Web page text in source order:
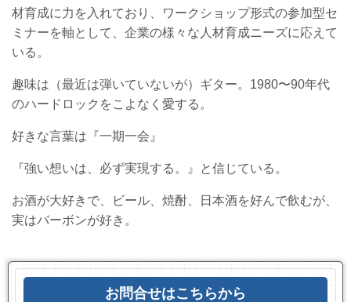
材育成に力を入れており、ワークショップ形式の参加型セ
ミナーを軸として、企業の様々な人材育成ニーズに応えて
いる。
趣味は（最近は弾いていないが）ギター。1980〜90年代
のハードロックをこよなく愛する。
好きな言葉は『一期一会』
『強い想いは、必ず実現する。』と信じている。
お酒が大好きで、ビール、焼酎、日本酒を好んで飲むが、
実はバーボンが好き。
お問合せはこちらから